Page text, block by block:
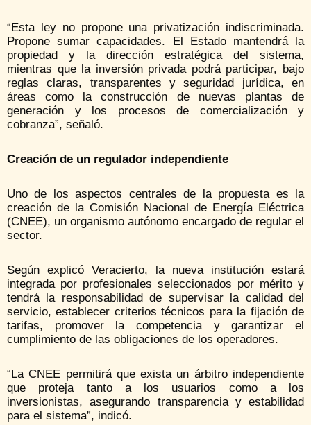
“Esta ley no propone una privatización indiscriminada.
Propone sumar capacidades. El Estado mantendrá la
propiedad y la dirección estratégica del sistema,
mientras que la inversión privada podrá participar, bajo
reglas claras, transparentes y seguridad jurídica, en
áreas como la construcción de nuevas plantas de
generación y los procesos de comercialización y
cobranza”, señaló.
Creación de un regulador independiente
Uno de los aspectos centrales de la propuesta es la
creación de la Comisión Nacional de Energía Eléctrica
(CNEE), un organismo autónomo encargado de regular el
sector.
Según explicó Veracierto, la nueva institución estará
integrada por profesionales seleccionados por mérito y
tendrá la responsabilidad de supervisar la calidad del
servicio, establecer criterios técnicos para la fijación de
tarifas, promover la competencia y garantizar el
cumplimiento de las obligaciones de los operadores.
“La CNEE permitirá que exista un árbitro independiente
que proteja tanto a los usuarios como a los
inversionistas, asegurando transparencia y estabilidad
para el sistema”, indicó.